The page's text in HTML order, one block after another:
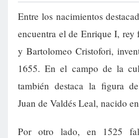
Entre los nacimientos
encuentra el de Enrique I, rey
y Bartolomeo Cristofori,
1655. En el campo de la
también destaca la figura
Juan de Valdés Leal, nacido
Por otro lado, en 1525